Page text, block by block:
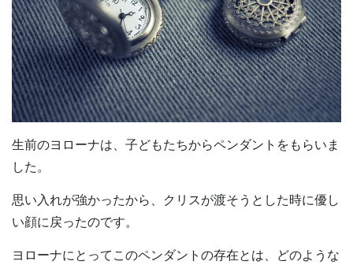
生前のヨローナは、子どもたちからペンダントをもらいま
した。
思い入れが強かったから、クリスが渡そうとした時に優し
い顔に戻ったのです。
ヨローナにとってこのペンダントの存在とは、どのような